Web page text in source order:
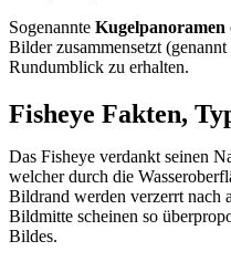
Sogenannte Kugelpanoramen
Bilder zusammensetzt
Rundumblick zu erhalten.
Fisheye Fakten,
Das Fisheye verdankt seinen
welcher durch die
Bildrand werden verzerrt nach
Bildmitte scheinen so
Bildes.